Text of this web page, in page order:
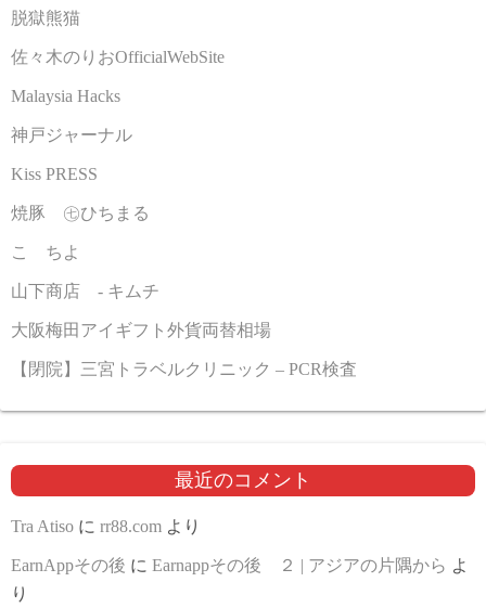
脱獄熊猫
佐々木のりおOfficialWebSite
Malaysia Hacks
神戸ジャーナル
Kiss PRESS
焼豚 ㊆ひちまる
こゝちよ
山下商店 - キムチ
大阪梅田アイギフト外貨両替相場
【閉院】三宮トラベルクリニック – PCR検査
最近のコメント
Tra Atiso に rr88.com より
EarnAppその後 に Earnappその後 ２ | アジアの片隅から よ
り